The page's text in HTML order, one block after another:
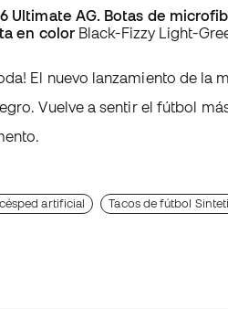
Ultimate AG. Botas de
en color Black-Fizzy Light-
El nuevo lanzamiento de la
Vuelve a sentir el fútbol
artificial Tacos de fútbol